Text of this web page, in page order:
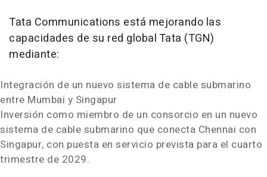
Tata Communications está mejorando las
capacidades de su red global Tata (TGN)
mediante:
Integración de un nuevo sistema de cable submarino
entre Mumbai y Singapur
Inversión como miembro de un consorcio en un nuevo
sistema de cable submarino que conecta Chennai con
Singapur, con puesta en servicio prevista para el cuarto
trimestre de 2029.